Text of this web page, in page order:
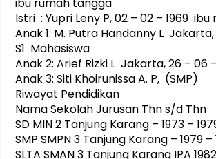
ibu rumah tangga
Istri : Yupri Leny P, 02 – 02 – 1969
Anak 1: M. Putra Handanny L Jakarta,
S1 Mahasiswa
Anak 2: Arief Rizki L Jakarta, 26 – 06
Anak 3: Siti Khoirunissa A. P, (SMP)
Riwayat Pendidikan
Nama Sekolah Jurusan Thn s/d Thn
SD MIN 2 Tanjung Karang – 1973 –
SMP SMPN 3 Tanjung Karang – 1979 –
SLTA SMAN 3 Tanjung Karang IPA